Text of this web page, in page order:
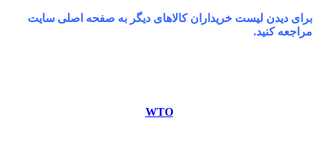
برای دیدن لیست خریداران کالاهای دیگر به صفحه اصلی سایت
مراجعه کنید.
WTO